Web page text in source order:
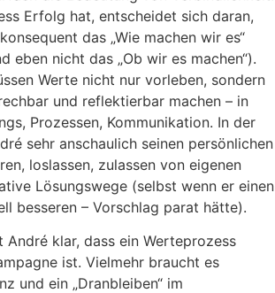
Erfolg hat, entscheidet sich daran,
das „Wie machen wir es“
eben nicht das „Ob wir es machen“).
Werte nicht nur vorleben, sondern
und reflektierbar machen – in
Prozessen, Kommunikation. In der
sehr anschaulich seinen persönlichen
loslassen, zulassen von eigenen
Lösungswege (selbst wenn er einen
besseren – Vorschlag parat hätte).
André klar, dass ein Werteprozess
ist. Vielmehr braucht es
und ein „Dranbleiben“ im